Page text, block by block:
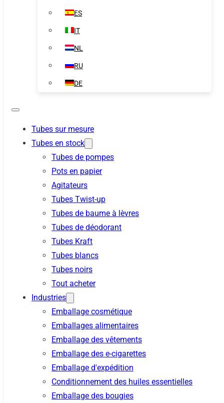
ES
IT
NL
RU
DE
Tubes sur mesure
Tubes en stock
Tubes de pompes
Pots en papier
Agitateurs
Tubes Twist-up
Tubes de baume à lèvres
Tubes de déodorant
Tubes Kraft
Tubes blancs
Tubes noirs
Tout acheter
Industries
Emballage cosmétique
Emballages alimentaires
Emballage des vêtements
Emballage des e-cigarettes
Emballage d'expédition
Conditionnement des huiles essentielles
Emballage des bougies